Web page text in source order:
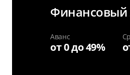
Финансовый
Аванс
от 0 до 49%